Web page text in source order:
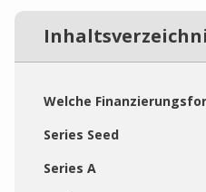
Welche
Series Seed
Series A